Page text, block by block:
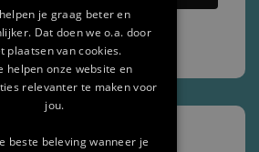
Vacature opslaan
je graag beter en
Dat doen we o.a. door
plaatsen van cookies.
helpen onze website en
relevanter te maken voor
jou.
beste beleving wanneer je